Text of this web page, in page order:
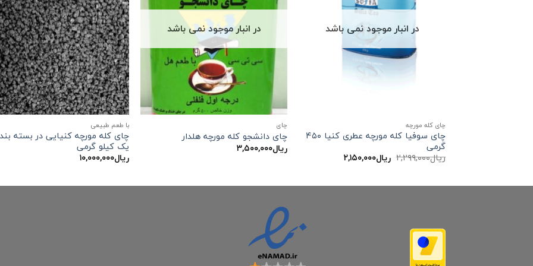
در انبار موجود نمی باشد
چای کله مورچه
چای سوفیا کله مورچه عطری کنیا ۴۵۰
گرمی
ریال۲,۲۹۹,۰۰۰ قیمت
اصلی:
ریال۲,۱۵۰,۰۰۰
در انبار موجود نمی باشد
چاي
چای دانشجو کله مورچه هلدار
ریال۳,۵۰۰,۰۰۰
با طعم طبیعی
چای کله مورچه کنیایی در بسته
یک کیلو گرمی
ریال۱۰,۰۰۰,۰۰۰